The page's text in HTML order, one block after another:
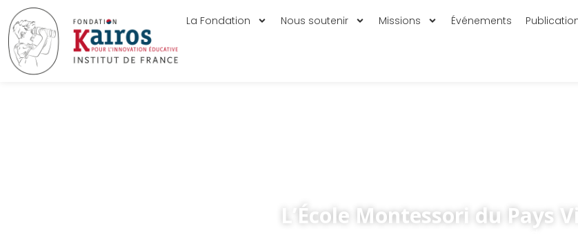
La Fondation Nous soutenir Missions Événements
L’École Montessori du Pays